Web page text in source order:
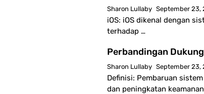
Sharon Lullaby September 23,
iOS: iOS dikenal dengan
terhadap …
Perbandingan
Sharon Lullaby September 23,
Definisi: Pembaruan
dan peningkatan